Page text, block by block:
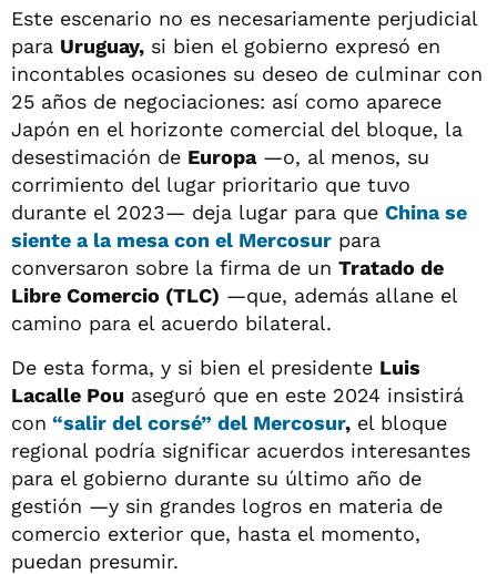
Este escenario no es necesariamente perjudicial
para Uruguay, si bien el gobierno expresó en
incontables ocasiones su deseo de culminar con
25 años de negociaciones: así como aparece
Japón en el horizonte comercial del bloque, la
desestimación de Europa—o, al menos, su
corrimiento del lugar prioritario que tuvo
durante el 2023— deja lugar para que Chinase
siente a la mesa con el Mercosur para
conversaron sobre la firma de un Tratado de
Libre Comercio (TLC) —que, además allane el
camino para el acuerdo bilateral.
De esta forma, y si bien el presidente Luis
Lacalle Pou aseguró que en este 2024 insistirá
con “salir del corsé” del Mercosur, el bloque
regional podría significar acuerdos interesantes
para el gobierno durante su último año de
gestión —y sin grandes logros en materia de
comercio exterior que, hasta el momento,
puedan presumir.